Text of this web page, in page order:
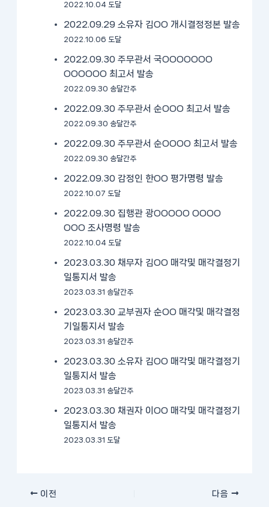
2022.10.04 도달
2022.09.29 소유자 김OO 개시결정정본 발송
2022.10.06 도달
2022.09.30 주무관서 국OOOOOOO
OOOOOO 최고서 발송
2022.09.30 송달간주
2022.09.30 주무관서 순OOO 최고서 발송
2022.09.30 송달간주
2022.09.30 주무관서 순OOOO 최고서 발송
2022.09.30 송달간주
2022.09.30 감정인 한OO 평가명령 발송
2022.10.07 도달
2022.09.30 집행관 광OOOOO OOOO
OOO 조사명령 발송
2022.10.04 도달
2023.03.30 채무자 김OO 매각및 매각결정기
일통지서 발송
2023.03.31 송달간주
2023.03.30 교부권자 순OO 매각및 매각결정
기일통지서 발송
2023.03.31 송달간주
2023.03.30 소유자 김OO 매각및 매각결정기
일통지서 발송
2023.03.31 송달간주
2023.03.30 채권자 이OO 매각및 매각결정기
일통지서 발송
2023.03.31 도달
이전 다음